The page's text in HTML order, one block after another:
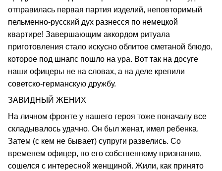
отправилась первая партия изделий, неповторимый
пельменно-русский дух разнесся по немецкой
квартире! Завершающим аккордом ритуала
приготовления стало искусно облитое сметаной блюдо,
которое под шнапс пошло на ура. Вот так на досуге
наши офицеры не на словах, а на деле крепили
советско-германскую дружбу.
ЗАВИДНЫЙ ЖЕНИХ
На личном фронте у нашего героя тоже поначалу все
складывалось удачно. Он был женат, имел ребенка.
Затем (с кем не бывает) супруги развелись. Со
временем офицер, по его собственному признанию,
сошелся с интересной женщиной. Жили, как принято